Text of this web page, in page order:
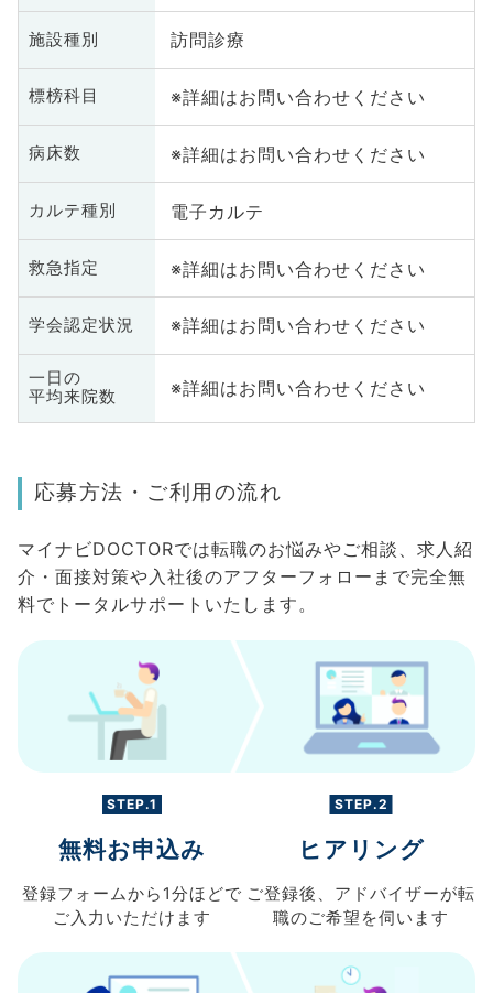
施設種別 訪問診療
標榜科目 ※詳細はお問い合わせください
病床数 ※詳細はお問い合わせください
カルテ種別 電子カルテ
救急指定 ※詳細はお問い合わせください
学会認定状況 ※詳細はお問い合わせください
一日の
平均来院数
※詳細はお問い合わせください
応募方法・ご利用の流れ
マイナビDOCTORでは転職のお悩みやご相談、求人紹
介・面接対策や入社後のアフターフォローまで完全無
料でトータルサポートいたします。
STEP.1
無料お申込み
登録フォームから 1分ほどで
ご入力 いただけます
STEP.2
ヒアリング
ご登録後、 アドバイザーが転
職のご希望を伺います